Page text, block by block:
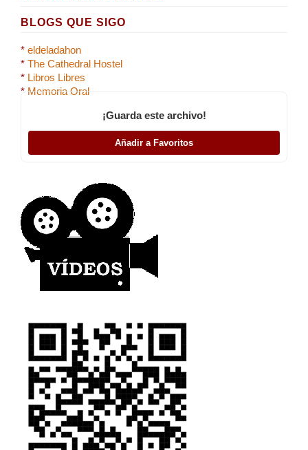
BLOGS QUE SIGO
* eldeladahon
* The Cathedral Hostel
* Libros Libres
* Memoria Oral
¡Guarda este archivo!
Añadir a Favoritos